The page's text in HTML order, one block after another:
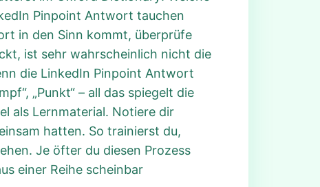
Pinpoint Antwort tauchen
in den Sinn kommt, überprüfe
ist sehr wahrscheinlich nicht die
die LinkedIn Pinpoint Antwort
„Punkt“ – all das spiegelt die
als Lernmaterial. Notiere dir
hatten. So trainierst du,
Je öfter du diesen Prozess
einer Reihe scheinbar